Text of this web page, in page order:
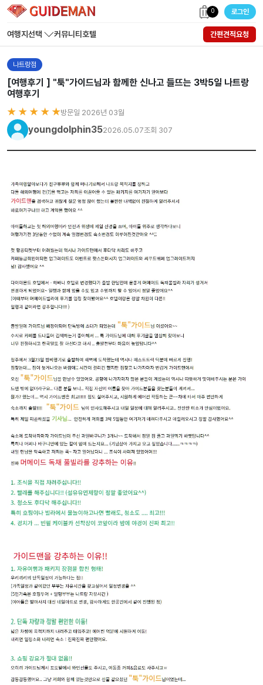
0 로그인
여행지선택 커뮤니티 호텔 간편견적요청
나트랑점
[여행후기 ] "툭"가이드님과 함께한 신나고 들뜨는 3박5일 나트랑
여행후기
★ ★ ★ ★ ★방문일 2026년 03월
youngdolphin352026.05.07조회 307